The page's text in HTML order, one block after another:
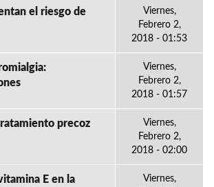
el riesgo de
Viernes,
Febrero 2,
2018 - 01:53
Viernes,
Febrero 2,
2018 - 01:57
precoz
Viernes,
Febrero 2,
2018 - 02:00
E en la
Viernes,